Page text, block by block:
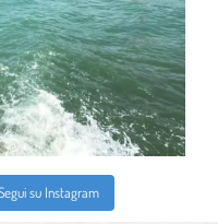
su Instagram